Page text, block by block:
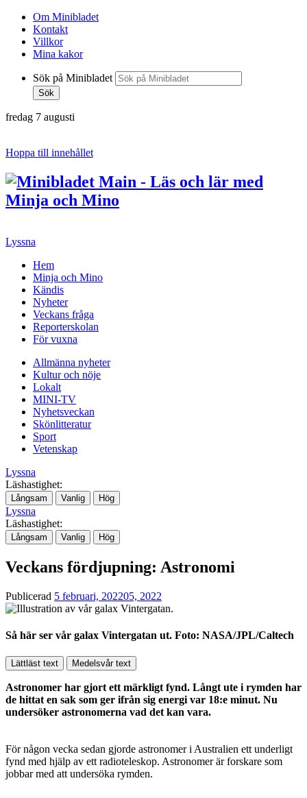
Om Minibladet
Kontakt
Villkor
Mina kakor
Sök på Minibladet
Sök
fredag 7 augusti
Hoppa till innehållet
Lyssna
Hem
Minja och Mino
Kändis
Nyheter
Veckans fråga
Reporterskolan
För vuxna
Allmänna nyheter
Kultur och nöje
Lokalt
MINI-TV
Nyhetsveckan
Skönlitteratur
Sport
Vetenskap
Lyssna
Läshastighet:
Långsam Vanlig Hög
Lyssna
Läshastighet:
Långsam Vanlig Hög
Veckans fördjupning: Astronomi
Publicerad 5 februari, 202205, 2022
Så här ser vår galax Vintergatan ut. Foto: NASA/JPL/Caltech
Lättläst text Medelsvår text
Astronomer har gjort ett märkligt fynd. Långt ute i rymden har
de hittat en sak som ger ifrån sig energi var 18:e minut. Nu
undersöker astronomerna vad det kan vara.
För någon vecka sedan gjorde astronomer i Australien ett underligt
fynd med hjälp av ett radioteleskop. Astronomer är forskare som
jobbar med att undersöka rymden.